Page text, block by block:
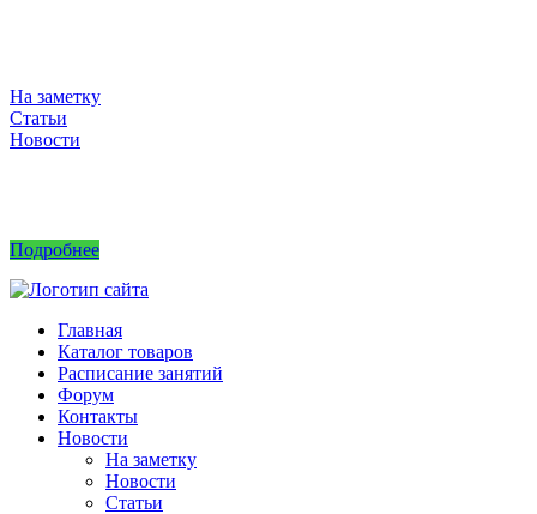
На заметку
Статьи
Новости
Подробнее
Главная
Каталог товаров
Расписание занятий
Форум
Контакты
Новости
На заметку
Новости
Статьи